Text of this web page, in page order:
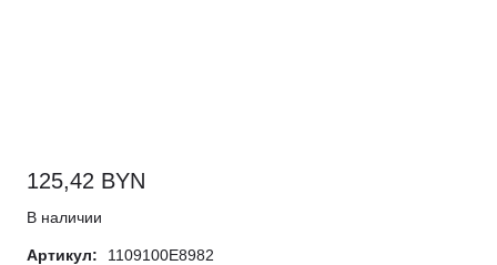
125,42 BYN
В наличии
Артикул:
1109100E8982